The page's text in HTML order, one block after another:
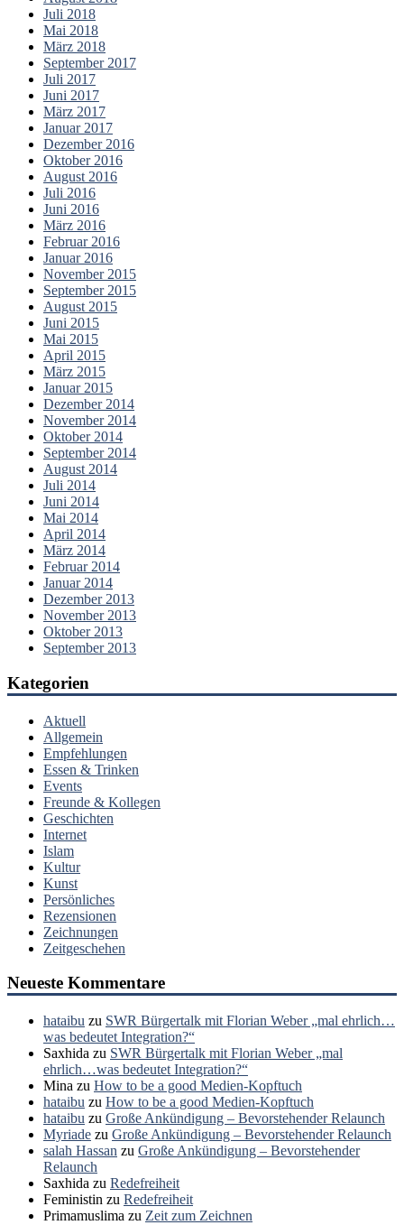
Juli 2018
Mai 2018
März 2018
September 2017
Juli 2017
Juni 2017
März 2017
Januar 2017
Dezember 2016
Oktober 2016
August 2016
Juli 2016
Juni 2016
März 2016
Februar 2016
Januar 2016
November 2015
September 2015
August 2015
Juni 2015
Mai 2015
April 2015
März 2015
Januar 2015
Dezember 2014
November 2014
Oktober 2014
September 2014
August 2014
Juli 2014
Juni 2014
Mai 2014
April 2014
März 2014
Februar 2014
Januar 2014
Dezember 2013
November 2013
Oktober 2013
September 2013
Kategorien
Aktuell
Allgemein
Empfehlungen
Essen & Trinken
Events
Freunde & Kollegen
Geschichten
Internet
Islam
Kultur
Kunst
Persönliches
Rezensionen
Zeichnungen
Zeitgeschehen
Neueste Kommentare
hataibu zu SWR Bürgertalk mit Florian Weber „mal ehrlich…
was bedeutet Integration?“
Saxhida zu SWR Bürgertalk mit Florian Weber „mal
ehrlich…was bedeutet Integration?“
Mina zu How to be a good Medien-Kopftuch
hataibu zu How to be a good Medien-Kopftuch
hataibu zu Große Ankündigung – Bevorstehender Relaunch
Myriade zu Große Ankündigung – Bevorstehender Relaunch
salah Hassan zu Große Ankündigung – Bevorstehender
Relaunch
Saxhida zu Redefreiheit
Feministin zu Redefreiheit
Primamuslima zu Zeit zum Zeichnen